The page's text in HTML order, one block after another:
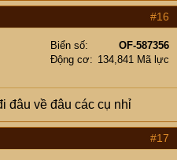
#16
Biển số
OF-587356
Động cơ
134,841 Mã lực
đâu về đâu các cụ nhỉ
#17